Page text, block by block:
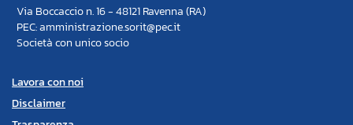
Via Boccaccio n. 16 - 48121 Ravenna (RA)
PEC: amministrazione.sorit@pec.it
Società con unico socio
Lavora con noi
Disclaimer